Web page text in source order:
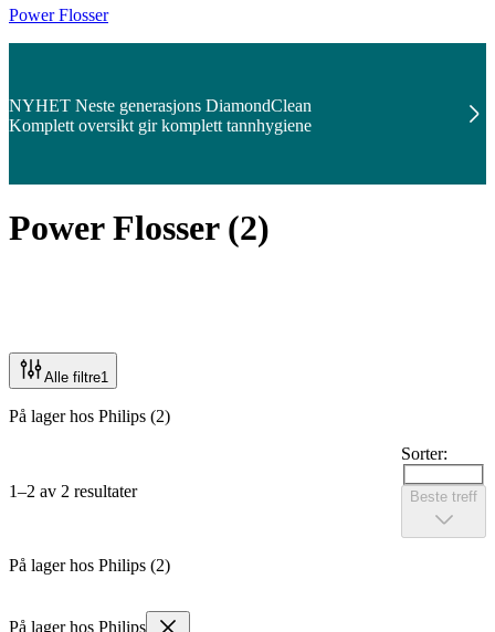
Power Flosser
NYHET Neste generasjons DiamondClean
Komplett oversikt gir komplett tannhygiene
Power Flosser(2)
Alle filtre1
På lager hos Philips (2)
1–2 av 2 resultater
Sorter:
Beste treff
På lager hos Philips (2)
På lager hos Philips